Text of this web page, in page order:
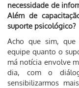
necessidade de
Além de
suporte psicológico?
Acho que sim,
equipe quanto o
má notícia envolve
dia, com o
sensibilizarmos